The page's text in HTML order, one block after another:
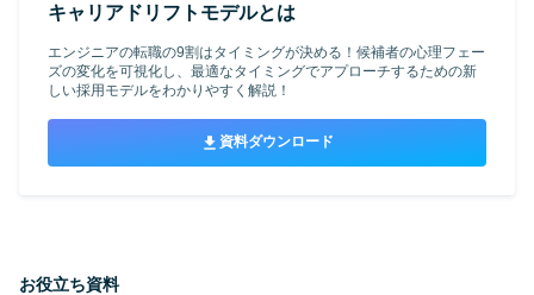
キャリアドリフトモデルとは
エンジニアの転職の9割はタイミングが決める！候補者の心理フェー
ズの変化を可視化し、最適なタイミングでアプローチするための新
しい採用モデルをわかりやすく解説！
資料ダウンロード
お役立ち資料